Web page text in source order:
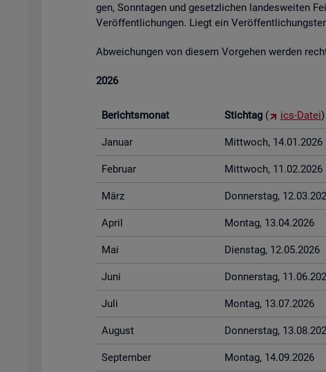
gen, Sonn­ta­gen und ge­setz­li­chen lan­des­wei­ten
Ver­öf­fent­li­chun­gen. Liegt ein
Ab­wei­chun­gen von die­sem Vor­ge­hen wer­den
2026
Be­richts­mo­nat Stich­tag ( ics-Datei)
Ja­nu­ar Mitt­woch, 14.01.2026
Fe­bru­ar Mitt­woch, 11.02.2026
März Don­ners­tag,
April Mon­tag, 13.04.2026
Mai Diens­tag, 12.05.2026
Juni Don­ners­tag,
Juli Mon­tag, 13.07.2026
Au­gust Don­ners­tag,
Sep­tem­ber Mon­tag, 14.09.2026